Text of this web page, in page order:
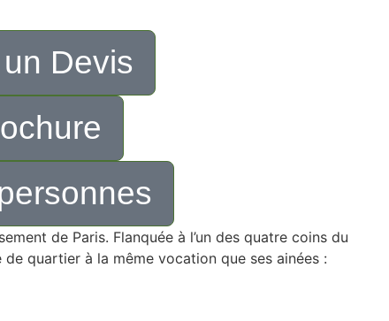
Devis
de Paris. Flanquée à l’un des quatre coins du
quartier à la même vocation que ses ainées :